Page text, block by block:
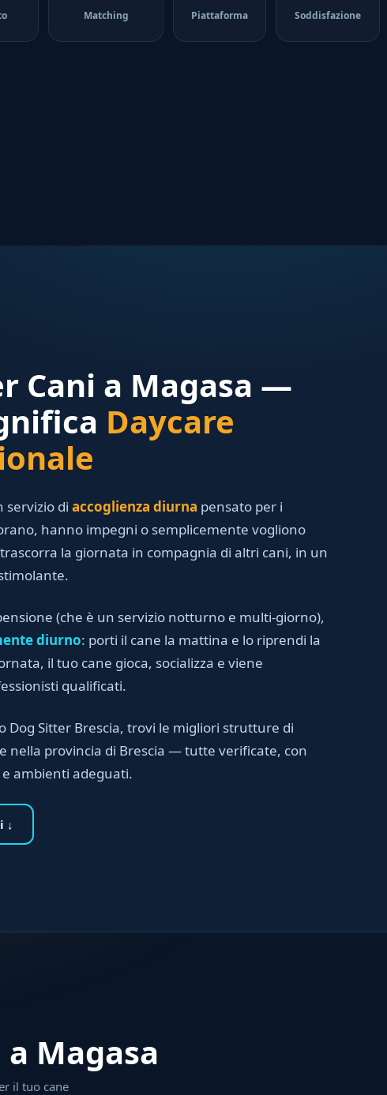
Matching Piattaforma Soddisfazione
Cani a Magasa —
Daycare
servizio di accoglienza diurna pensato per i
hanno impegni o semplicemente vogliono
la giornata in compagnia di altri cani, in un
(che è un servizio notturno e multi-giorno),
diurno: porti il cane la mattina e lo riprendi la
il tuo cane gioca, socializza e viene
qualificati.
Dog Sitter Brescia, trovi le migliori strutture di
nella provincia di Brescia — tutte verificate, con
ambienti adeguati.
↓
Magasa
il tuo cane